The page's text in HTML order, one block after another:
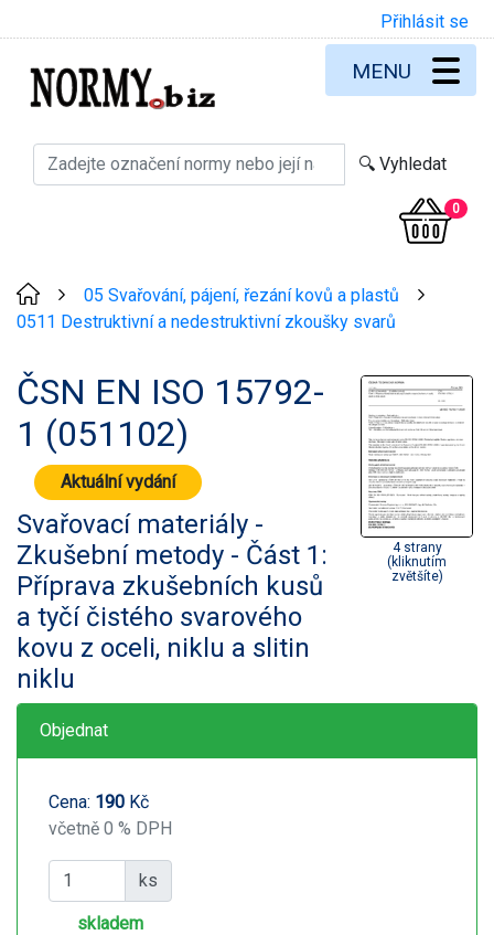
Přihlásit se
0
MENU
05 Svařování, pájení, řezání kovů a plastů
0511 Destruktivní a nedestruktivní zkoušky svarů
ČSN EN ISO 15792-
1 (051102)
Aktuální vydání
Svařovací materiály -
Zkušební metody - Část 1:
Příprava zkušebních kusů
a tyčí čistého svarového
kovu z oceli, niklu a slitin
niklu
4 strany
(kliknutím
zvětšíte)
Objednat
Cena: 190 Kč
včetně 0 % DPH
ks
skladem